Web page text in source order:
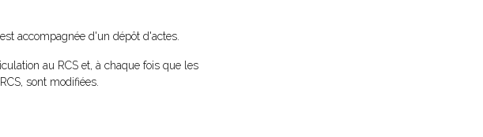
accompagnée d'un dépôt d'actes.
au RCS et, à chaque fois que les
sont modifiées.